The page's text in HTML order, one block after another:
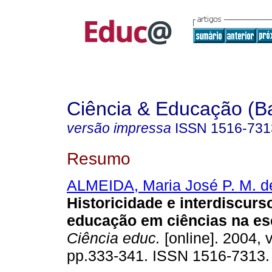
Ciência & Educação
versão impressa ISSN 1516-
Resumo
ALMEIDA, Maria José P. M.
Historicidade e
educação em ciências na
Ciência educ. [online]. 2004,
pp.333-341. ISSN 1516-7313.